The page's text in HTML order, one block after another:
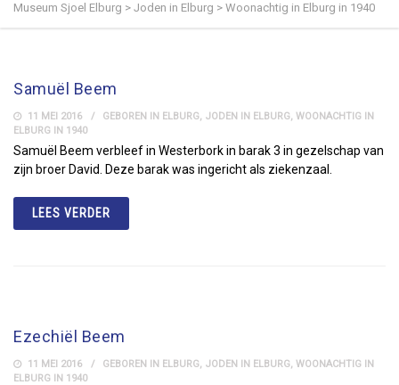
Museum Sjoel Elburg > Joden in Elburg > Woonachtig in Elburg in 1940
Samuël Beem
11 MEI 2016 GEBOREN IN ELBURG, JODEN IN ELBURG, WOONACHTIG IN
ELBURG IN 1940
Samuël Beem verbleef in Westerbork in barak 3 in gezelschap van
zijn broer David. Deze barak was ingericht als ziekenzaal.
LEES VERDER
Ezechiël Beem
11 MEI 2016 GEBOREN IN ELBURG, JODEN IN ELBURG, WOONACHTIG IN
ELBURG IN 1940